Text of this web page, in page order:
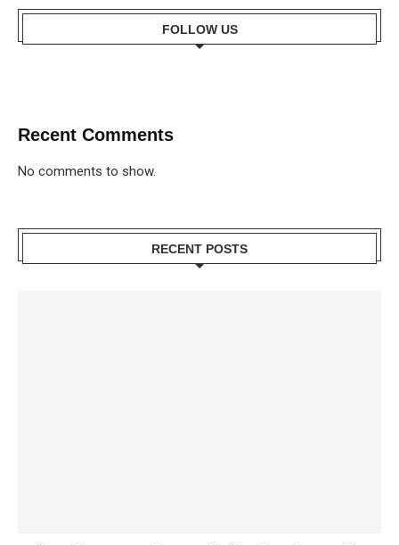
FOLLOW US
Recent Comments
No comments to show.
RECENT POSTS